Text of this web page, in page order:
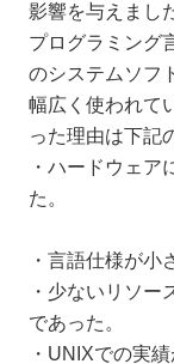
影響を与えまし
プログラミング
のシステムソフ
幅広く使われて
った理由は下記
・ハードウェア
た。
・言語仕様が小
・少ないリソー
であった。
・UNIXでの実績